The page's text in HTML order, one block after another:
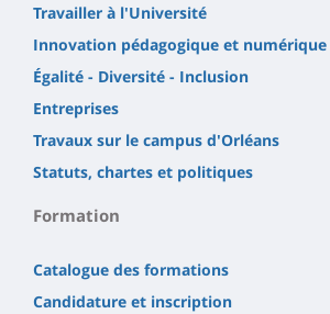
Travailler à l'Université
Innovation pédagogique et numérique
Égalité - Diversité - Inclusion
Entreprises
Travaux sur le campus d'Orléans
Statuts, chartes et politiques
Formation
Catalogue des formations
Candidature et inscription